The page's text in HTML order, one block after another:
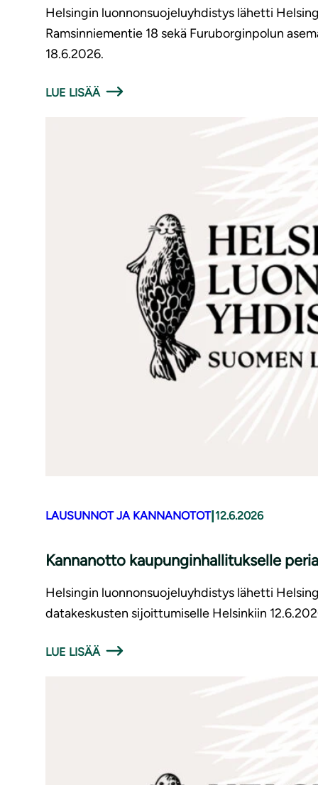
Helsingin luonnonsuojeluyhdistys lähetti
Ramsinniementie 18 sekä Furuborginpolun
18.6.2026.
LUE LISÄÄ
LAUSUNNOT JA KANNANOTOT| 12.6.2026
Kannanotto kaupunginhallitukselle
Helsingin luonnonsuojeluyhdistys lähetti
datakeskusten sijoittumiselle Helsinkiin
LUE LISÄÄ